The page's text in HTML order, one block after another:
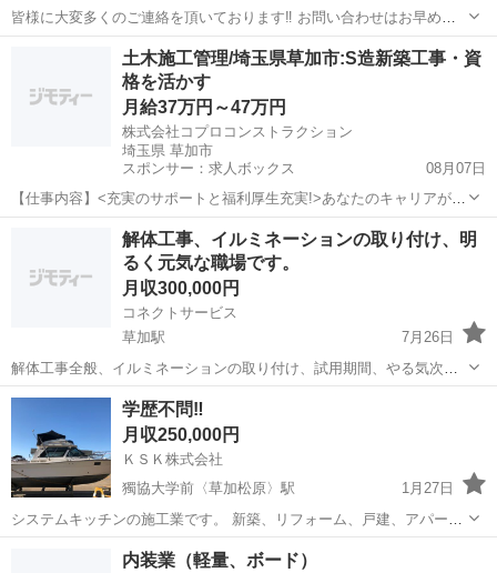
皆様に大変多くのご連絡を頂いております‼︎ お問い合わせはお早めに
どうぞ‼︎ 定員になり次第打ち切らせていただきます。 お給料日にお礼
を言うのではなく 「お礼を言われる」のが当たり前‼︎ 主に高級マンシ
ョンの壁紙や床...
新田駅 内装職人
土木施工管理/埼玉県草加市:S造新築工事・資
格を活かす
月給37万円～47万円
株式会社コプロコンストラクション
埼玉県 草加市
スポンサー：求人ボックス
08月07日
【仕事内容】<充実のサポートと福利厚生充実!>あなたのキャリアが活
かせるお仕事 大手で安心して働ける環境です 40代・50代・60代の方
が活躍されています <募集要項> <職種> 土木施工管理/埼玉県草加市:S
造新築工事・資格を活...
解体工事、イルミネーションの取り付け、明
るく元気な職場です。
月収300,000円
コネクトサービス
草加駅
7月26日
解体工事全般、イルミネーションの取り付け、試用期間、やる気次第
です。休憩時間、10時～、12時～、15時～、休日、基本、日曜日、旗
日、費用、特に掛かり。
埼玉 草加市 草加駅
学歴不問‼️
月収250,000円
ＫＳＫ株式会社
獨協大学前〈草加松原〉駅
1月27日
システムキッチンの施工業です。 新築、リフォーム、戸建、アパー
ト、マンション、ショールーム等。 未経験者 大歓迎！ 経験者 更に大
歓迎！ 小さな小さな会社ですが、 仕事 たくさんあります(断るほどに
獨協大学前〈草加松原〉駅
内装業（軽量、ボード）